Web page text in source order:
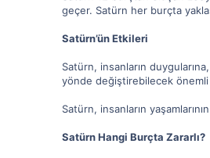
geçer. Satürn her burçta
Satürn’ün Etkileri
Satürn, insanların
yönde değiştirebilecek
Satürn, insanların
Satürn Hangi Burçta Zararlı?